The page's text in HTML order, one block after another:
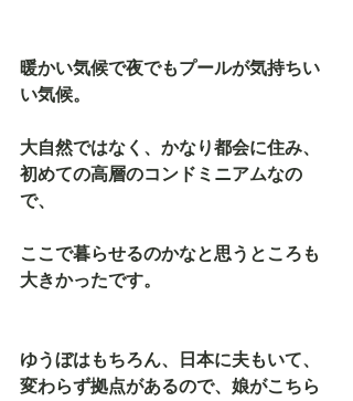
暖かい気候で夜でもプールが気持ちい
い気候。
大自然ではなく、かなり都会に住み、
初めての高層のコンドミニアムなの
で、
ここで暮らせるのかなと思うところも
大きかったです。
ゆうぼはもちろん、日本に夫もいて、
変わらず拠点があるので、娘がこちら